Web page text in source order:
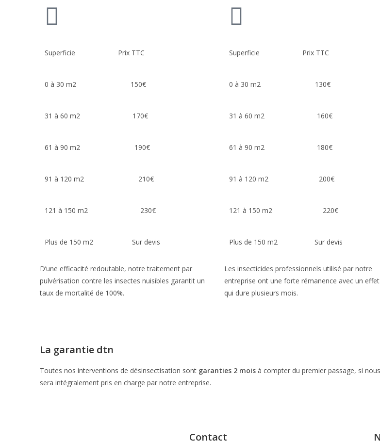
Superficie Prix TTC
0 à 30 m2 150€
31 à 60 m2 170€
61 à 90 m2 190€
91 à 120 m2 210€
121 à 150 m2 230€
Plus de 150 m2 Sur devis
D’une efficacité redoutable, notre traitement par
pulvérisation contre les insectes nuisibles garantit un
taux de mortalité de 100%.
Superficie Prix TTC
0 à 30 m2 130€
31 à 60 m2 160€
61 à 90 m2 180€
91 à 120 m2 200€
121 à 150 m2 220€
Plus de 150 m2 Sur devis
Les insecticides professionnels utilisé par notre
entreprise ont une forte rémanence avec un
qui dure plusieurs mois.
La garantie dtn
Toutes nos interventions de désinsectisation sont garanties 2 mois à compter du premier passage, si
sera intégralement pris en charge par notre entreprise.
Contact